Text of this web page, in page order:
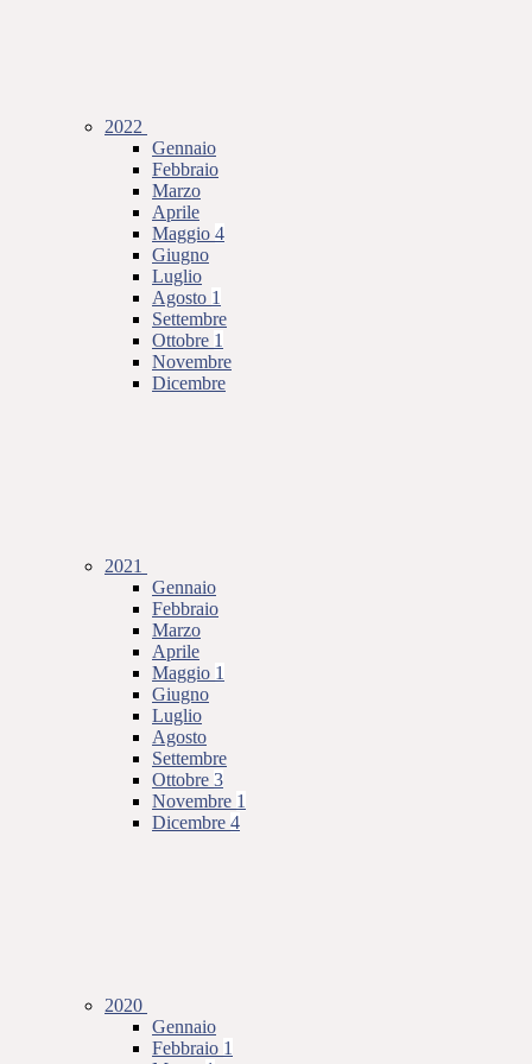
2022
Gennaio
Febbraio
Marzo
Aprile
Maggio 4
Giugno
Luglio
Agosto 1
Settembre
Ottobre 1
Novembre
Dicembre
2021
Gennaio
Febbraio
Marzo
Aprile
Maggio 1
Giugno
Luglio
Agosto
Settembre
Ottobre 3
Novembre 1
Dicembre 4
2020
Gennaio
Febbraio 1